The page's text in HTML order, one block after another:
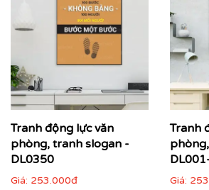
Tranh động lực văn
phòng, tranh slogan -
DL0350
Giá: 253.000đ
Tranh
Giá: